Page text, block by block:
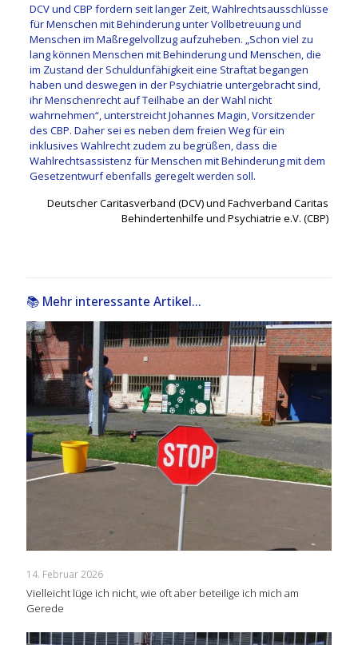
DCV und CBP fordern seit langer Zeit, Wahlrechtsausschlüsse
für Menschen mit Behinderung unter Vollbetreuung und
Menschen im Maßregelvollzug aufzuheben. „Schon viel zu
lang können Menschen mit Behinderung und Menschen, die
im Zustand der Schuldunfähigkeit eine Straftat begangen
haben und deswegen in der Psychiatrie untergebracht sind,
ihr Menschenrecht auf Teilhabe an der Wahl nicht
wahrnehmen“, unterstreicht Johannes Magin, Vorsitzender
des CBP. Daher sei es neben dem freien Weg für ein
inklusives Wahlrecht zudem zu begrüßen, dass die
Wahlrechtsassistenz für Menschen mit Behinderung mit dem
Gesetzentwurf ebenfalls geregelt werden soll.
Deutscher Caritasverband (DCV) und Fachverband Caritas
Behindertenhilfe und Psychiatrie e.V. (CBP)
📚 Mehr interessante Artikel...
14. Februar 2026
Vielleicht lüge ich nicht, wie oft aber beteilige ich mich am
Gerede